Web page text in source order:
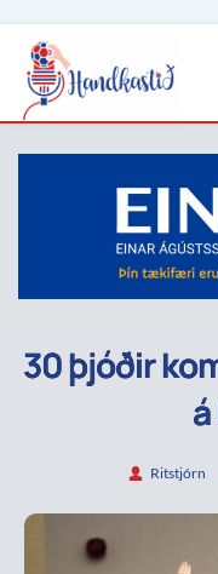
30 þjóðir
Ritstjórn